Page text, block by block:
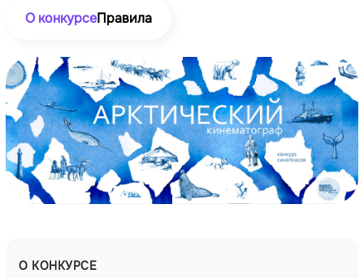
О конкурсеПравила
О КОНКУРСЕ